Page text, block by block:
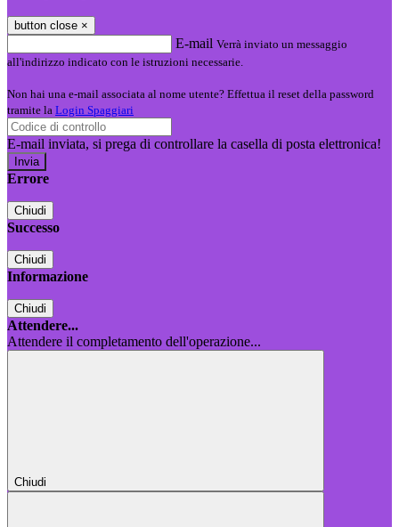
button close ×
E-mail Verrà inviato un messaggio
all'indirizzo indicato con le istruzioni necessarie.
Non hai una e-mail associata al nome utente? Effettua il reset della password
tramite la Login Spaggiari
E-mail inviata, si prega di controllare la casella di posta elettronica!
Errore
Chiudi
Successo
Chiudi
Informazione
Chiudi
Attendere...
Attendere il completamento dell'operazione...
Chiudi